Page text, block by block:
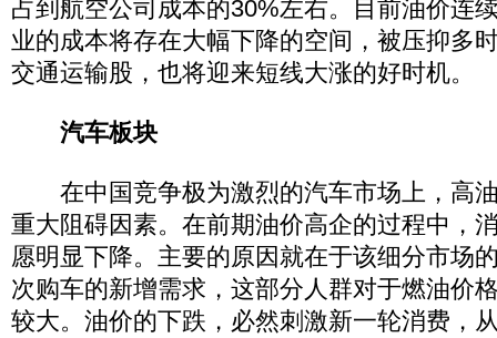
占到航空公司成本的30%左右。目前油价连
业的成本将存在大幅下降的空间，被压抑多
交通运输股，也将迎来短线大涨的好时机。
汽车板块
在中国竞争极为激烈的汽车市场上，高
重大阻碍因素。在前期油价高企的过程中，
愿明显下降。主要的原因就在于该细分市场
次购车的新增需求，这部分人群对于燃油价
较大。油价的下跌，必然刺激新一轮消费，